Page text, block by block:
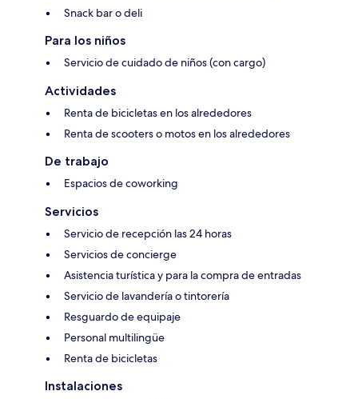
Snack bar o deli
Para los niños
Servicio de cuidado de niños (con cargo)
Actividades
Renta de bicicletas en los alrededores
Renta de scooters o motos en los alrededores
De trabajo
Espacios de coworking
Servicios
Servicio de recepción las 24 horas
Servicios de concierge
Asistencia turística y para la compra de entradas
Servicio de lavandería o tintorería
Resguardo de equipaje
Personal multilingüe
Renta de bicicletas
Instalaciones